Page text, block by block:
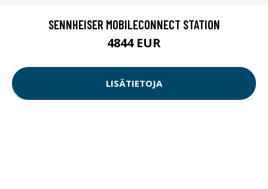
SENNHEISER MOBILECONNECT STATION
4844 EUR
LISÄTIETOJA